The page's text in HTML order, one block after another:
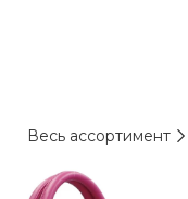
Весь ассортимент